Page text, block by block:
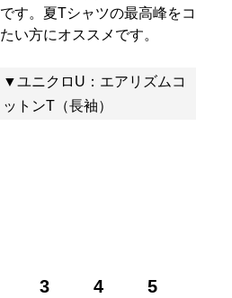
す。夏Tシャツの最高峰をコ
い方にオススメです。
▼ユニクロU：エアリズムコ
ットンT（長袖）
3 4 5
ディアなどアパレルに関する多彩